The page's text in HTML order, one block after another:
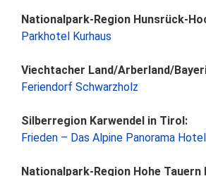
Nationalpark-Region Hunsrück-
Parkhotel Kurhaus
Viechtacher Land/Arberland/
Feriendorf Schwarzholz
Silberregion Karwendel in Tirol:
Frieden – Das Alpine Panorama Hotel
Nationalpark-Region Hohe Tauern